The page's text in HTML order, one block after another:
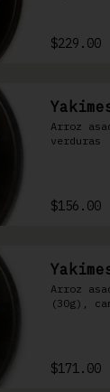
$229.00
Arroz
verduras
$156.00
Arroz
(30g),
$171.00